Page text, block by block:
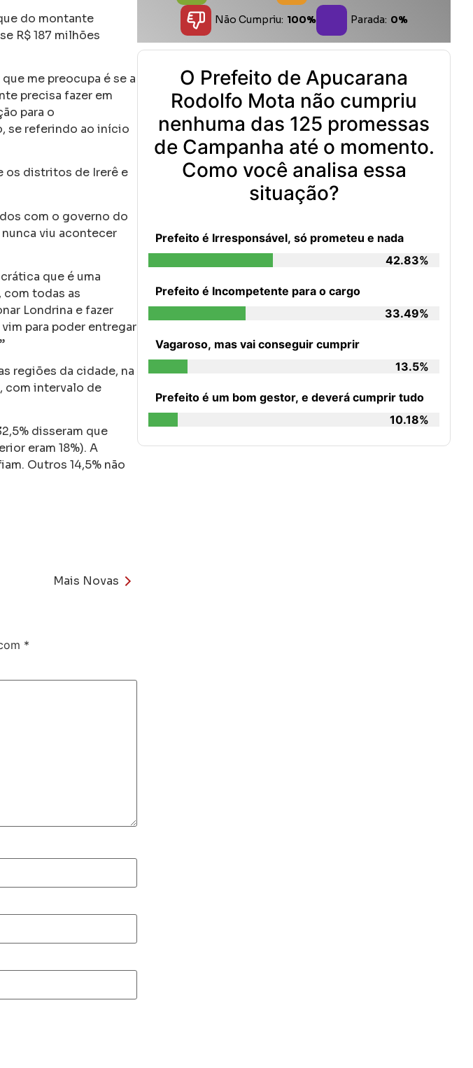
do montante
R$ 187 milhões
me preocupa é se a
precisa fazer em
para o
se referindo ao início
os distritos de Irerê e
com o governo do
nunca viu acontecer
que é uma
com todas as
Londrina e fazer
para poder entregar
regiões da cidade, na
com intervalo de
disseram que
eram 18%). A
Outros 14,5% não
Mais Novas
*
Não Cumpriu: 100% Parada: 0%
O Prefeito de Apucarana
Rodolfo Mota não cumpriu
nenhuma das 125 promessas
de Campanha até o momento.
Como você analisa essa
situação?
Prefeito é Irresponsável, só prometeu e nada
42.83%
Prefeito é Incompetente para o cargo
33.49%
Vagaroso, mas vai conseguir cumprir
13.5%
Prefeito é um bom gestor, e deverá cumprir tudo
10.18%